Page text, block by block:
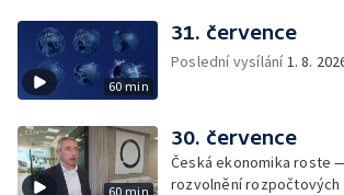
60 min
31. července
Poslední vysílání1. 8.
60 min
30. července
Česká ekonomika roste
rozvolnění